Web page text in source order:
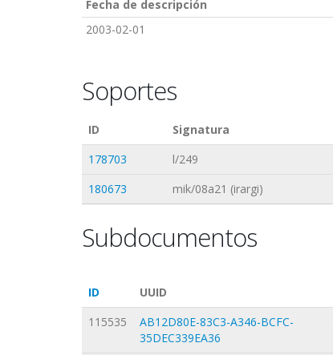
Fecha de descripción
2003-02-01
Soportes
ID Signatura
178703
l/249
180673
mik/08a21 (irargi)
Subdocumentos
ID UUID
115535
AB12D80E-83C3-A346-BCFC-
35DEC339EA36